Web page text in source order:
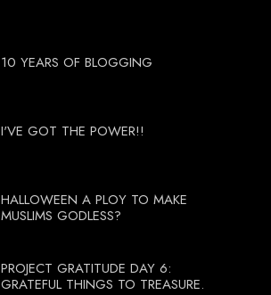
10 YEARS OF BLOGGING
I'VE GOT THE POWER!!
HALLOWEEN A PLOY TO MAKE
MUSLIMS GODLESS?
PROJECT GRATITUDE DAY 6:
GRATEFUL THINGS TO TREASURE.